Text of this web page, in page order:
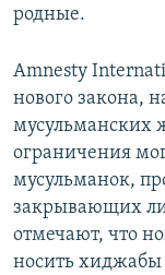
родные.
Amnesty
нового закона,
мусульманских
ограничения
мусульманок,
закрывающих
отмечают, что
носить хиджабы